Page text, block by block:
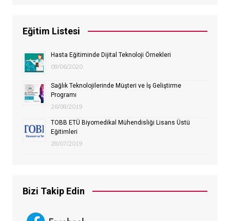
Eğitim Listesi
Hasta Eğitiminde Dijital Teknoloji Örnekleri
09/06/2020
Sağlık Teknolojilerinde Müşteri ve İş Geliştirme
Programı
26/08/2019
TOBB ETÜ Biyomedikal Mühendisliği Lisans Üstü
Eğitimleri
28/07/2019
Bizi Takip Edin